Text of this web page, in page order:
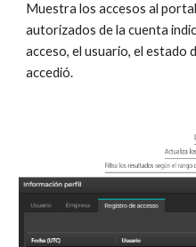
Muestra los accesos al
autorizados de la cuenta
acceso, el usuario, el estado
accedió.